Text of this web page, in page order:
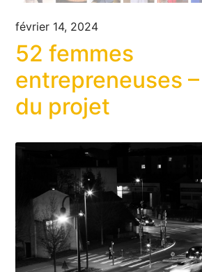
février 14, 2024
52 femmes
entrepreneuses –
du projet